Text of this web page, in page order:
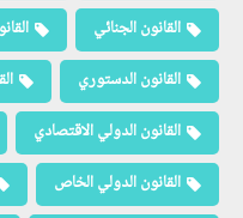
القانون الجنائي
القانون الدستوري
القانون الدولي الاقتصادي
القانون الدولي الخاص